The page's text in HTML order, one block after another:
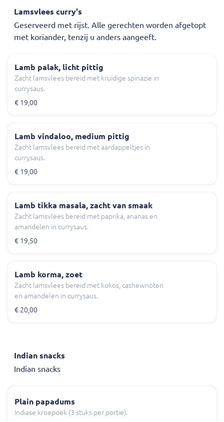
Lamsvlees curry's
Geserveerd met rijst. Alle gerechten worden afgetopt
met koriander, tenzij u anders aangeeft.
Lamb palak, licht pittig
Zacht lamsvlees bereid met kruidige spinazie in
currysaus.
€ 19,00
Lamb vindaloo, medium pittig
Zacht lamsvlees bereid met aardappeltjes in
currysaus.
€ 19,00
Lamb tikka masala, zacht van smaak
Zacht lamsvlees bereid met paprika, ananas en
amandelen in currysaus.
€ 19,50
Lamb korma, zoet
Zacht lamsvlees bereid met kokos, cashewnoten
en amandelen in currysaus.
€ 20,00
Indian snacks
Indian snacks
Plain papadums
Indiase kroepoek (3 stuks per portie).